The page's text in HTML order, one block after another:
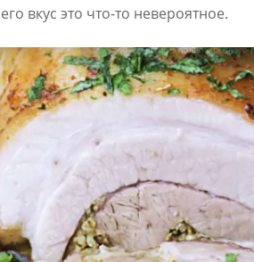
вкус это что-то невероятное.